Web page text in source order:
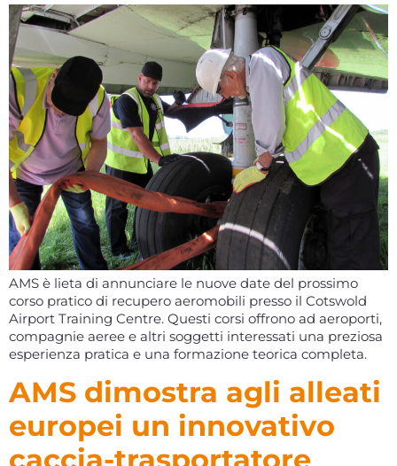
AMS è lieta di annunciare le nuove date del prossimo
corso pratico di recupero aeromobili presso il Cotswold
Airport Training Centre. Questi corsi offrono ad aeroporti,
compagnie aeree e altri soggetti interessati una preziosa
esperienza pratica e una formazione teorica completa.
AMS dimostra agli alleati
europei un innovativo